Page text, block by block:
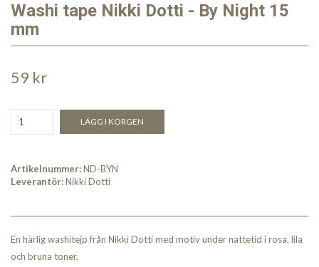
Washi tape Nikki Dotti - By Night 15
mm
59 kr
LÄGG I KORGEN
Artikelnummer:ND-BYN
Leverantör:Nikki Dotti
En härlig washitejp från Nikki Dotti med motiv under nattetid i rosa, lila
och bruna toner.